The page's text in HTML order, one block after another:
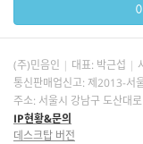
(주)민음인 대표: 박근섭
통신판매업신고: 제2013-서
주소: 서울시 강남구 도산대
IP현황&문의
데스크탑 버전